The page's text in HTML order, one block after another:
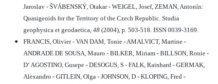
Jaroslav - ŠVÁBENSKÝ, Otakar - WEIGEL, Josef, ZEMAN, Antonín:
Quasigeoids for the Territory of the Czech Republic. Studia
geophysica et geodaetica, 48 (2004), p. 503-518. ISSN 0039-3169.
FRANCIS, Olivier - VAN DAM, Tonie - AMALVICT, Martine -
ANDRADE DE SOUSA, Mauro - BILKER, Miriam - BILLSON, Ronie -
D‘ AGOSTINO, Gusepe - DESOGUS, S - FALK, Rainhard - GERMAK,
Alexandro - GITLEIN, Olga - JOHNSON, D - KLOPING, Fred -